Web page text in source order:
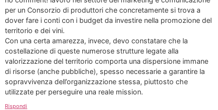
per un Consorzio di produttori che concretamente si trova a
dover fare i conti con i budget da investire nella promozione del
territorio e dei vini.
Con una certa amarezza, invece, devo constatare che la
costellazione di queste numerose strutture legate alla
valorizzazione del territorio comporta una dispersione immane
di risorse (anche pubbliche), spesso necessarie a garantire la
sopravvivenza dell’organizzazione stessa, piuttosto che
utilizzate per perseguire una reale mission.
Rispondi